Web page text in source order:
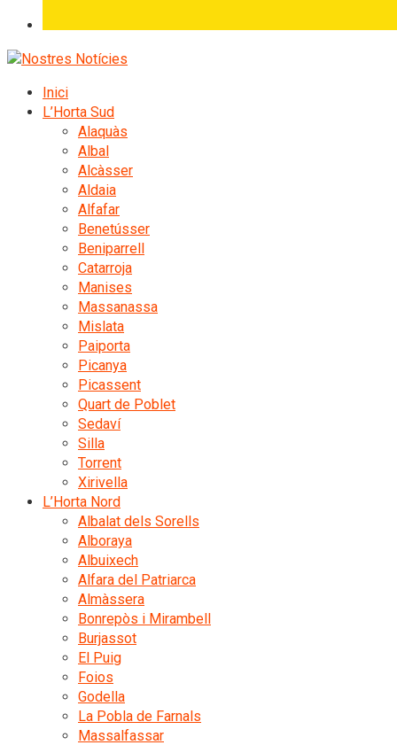
Inici
L’Horta Sud
Alaquàs
Albal
Alcàsser
Aldaia
Alfafar
Benetússer
Beniparrell
Catarroja
Manises
Massanassa
Mislata
Paiporta
Picanya
Picassent
Quart de Poblet
Sedaví
Silla
Torrent
Xirivella
L’Horta Nord
Albalat dels Sorells
Alboraya
Albuixech
Alfara del Patriarca
Almàssera
Bonrepòs i Mirambell
Burjassot
El Puig
Foios
Godella
La Pobla de Farnals
Massalfassar